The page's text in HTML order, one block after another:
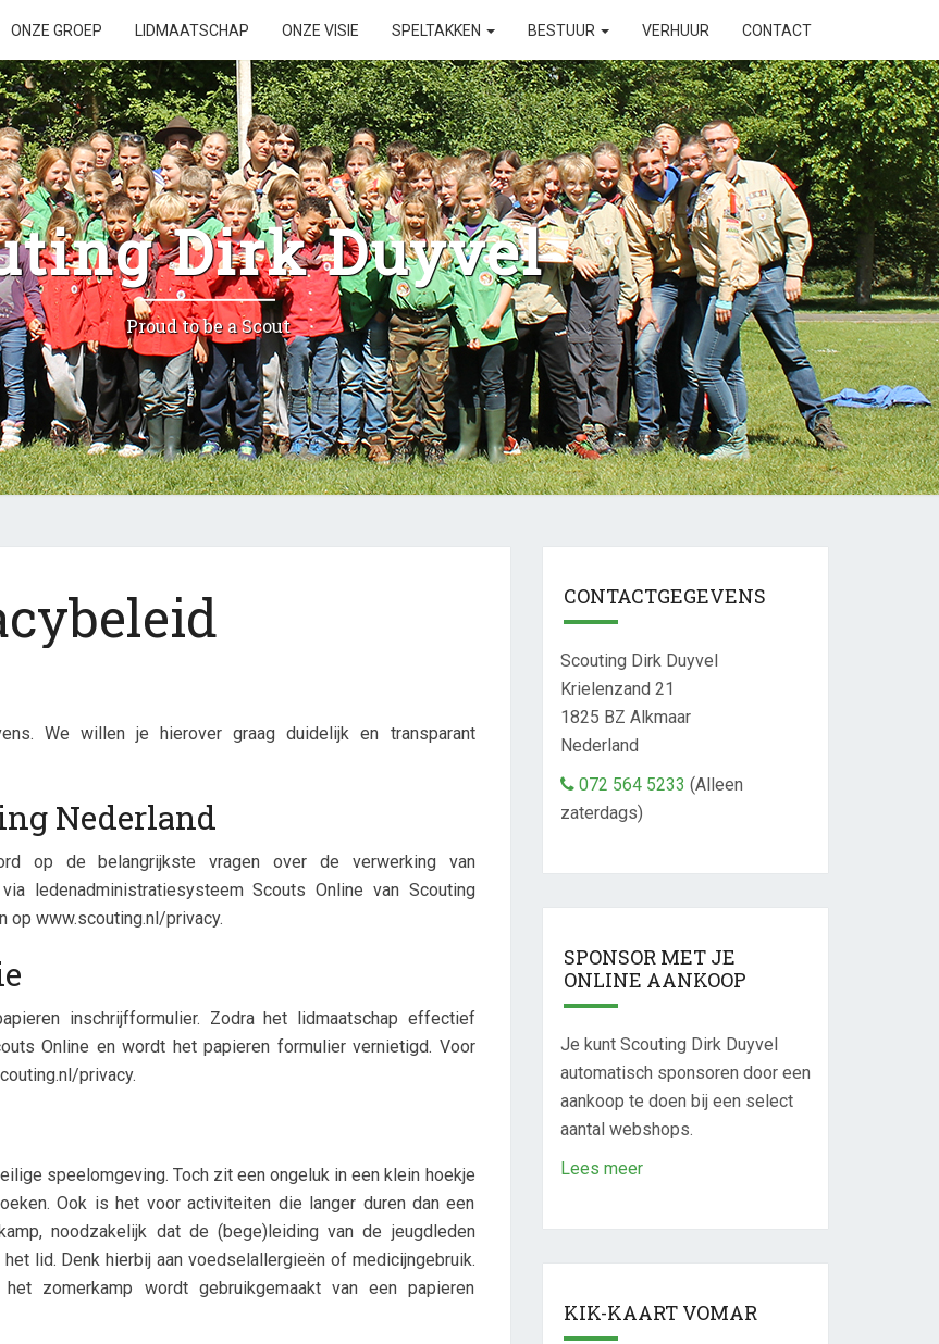
ONZE GROEP LIDMAATSCHAP ONZE VISIE SPELTAKKEN BESTUUR VERHUUR CONTACT
Dirk Duyvel
Proud to be a Scout
?
>
We willen je hierover graag duidelijk en transparant
Nederland
op de belangrijkste vragen over de verwerking van
ledenadministratiesysteem Scouts Online van Scouting
op www.scouting.nl/privacy.
inschrijfformulier. Zodra het lidmaatschap effectief
Online en wordt het papieren formulier vernietigd. Voor
privacy.
speelomgeving. Toch zit een ongeluk in een klein hoekje
Ook is het voor activiteiten die langer duren dan een
noodzakelijk dat de (bege)leiding van de jeugdleden
lid. Denk hierbij aan voedselallergieën of medicijngebruik.
zomerkamp wordt gebruikgemaakt van een papieren
CONTACTGEGEVENS
Scouting Dirk Duyvel
Krielenzand 21
1825 BZ Alkmaar
Nederland
072 564 5233 (Alleen
zaterdags)
SPONSOR MET JE
ONLINE AANKOOP
Je kunt Scouting Dirk Duyvel
automatisch sponsoren door een
aankoop te doen bij een select
aantal webshops.
Lees meer
KIK-KAART VOMAR